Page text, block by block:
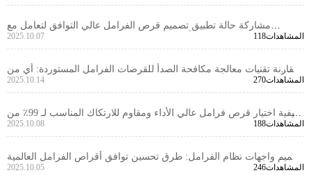
مشاركة حالة تطبيق تصميم قرص الفرامل عالي التوافق لتعامل مع
الاختلافات في أنظمة الفرامل للمركبات في الأسواق المتعددة
2025.10.07 118المشاهدات
مقارنة تقنيات معالجة مكافحة الصدأ للقرصات الفرامل المستوردة: أي من
الوخز, الطلاء, والطبقات الأكثر صلاحية؟
2025.10.14 270المشاهدات
كيفية اختيار قرص فرامل عالي الأداء ومقاوم للارتكاك المناسب لـ 99٪ من
السيارات: تحليل تقني ودليل لاختيار الأنواع
2025.10.08 188المشاهدات
تصميم واجهات نظام الفرامل: طرق تحسين توافق أقراص الفرامل العالمية
لجميع المركبات
2025.10.05 246المشاهدات